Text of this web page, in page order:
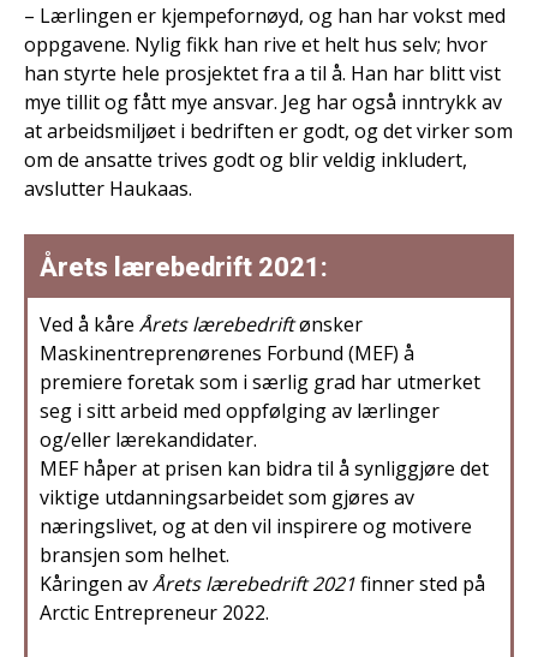
– Lærlingen er kjempefornøyd, og han har vokst med
oppgavene. Nylig fikk han rive et helt hus selv; hvor
han styrte hele prosjektet fra a til å. Han har blitt vist
mye tillit og fått mye ansvar. Jeg har også inntrykk av
at arbeidsmiljøet i bedriften er godt, og det virker som
om de ansatte trives godt og blir veldig inkludert,
avslutter Haukaas.
Årets lærebedrift 2021:
Ved å kåre Årets lærebedriftønsker
Maskinentreprenørenes Forbund (MEF) å
premiere foretak som i særlig grad har utmerket
seg i sitt arbeid med oppfølging av lærlinger
og/eller lærekandidater.
MEF håper at prisen kan bidra til å synliggjøre det
viktige utdanningsarbeidet som gjøres av
næringslivet, og at den vil inspirere og motivere
bransjen som helhet.
Kåringen avÅrets lærebedrift 2021finner sted på
Arctic Entrepreneur 2022.